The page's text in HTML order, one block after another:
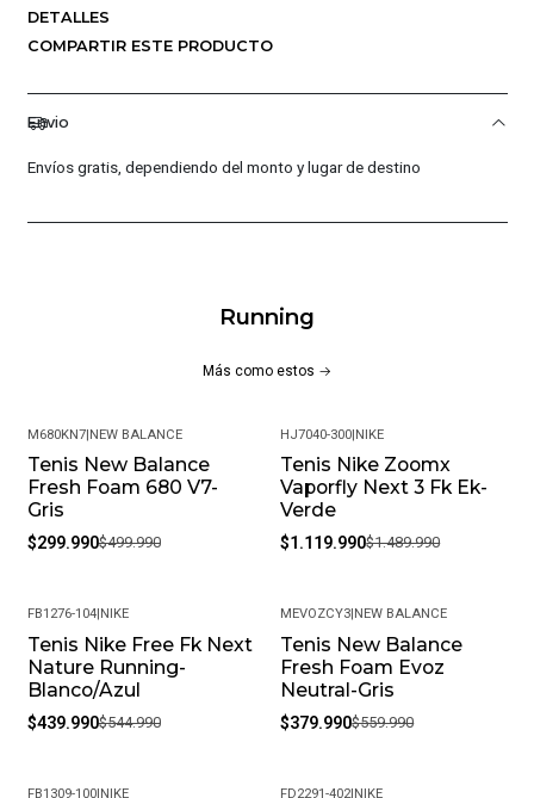
DETALLES
COMPARTIR ESTE PRODUCTO
Envio
Envíos gratis, dependiendo del monto y lugar de destino
Running
Más como estos
-40%
M680KN7|NEW BALANCE
Tenis New Balance
Fresh Foam 680 V7-
Gris
$299.990$499.990
-25%
HJ7040-300|NIKE
Tenis Nike Zoomx
Vaporfly Next 3 Fk Ek-
Verde
$1.119.990$1.489.990
-19%
FB1276-104| NIKE
Tenis Nike Free Fk Next
Nature Running-
Blanco/Azul
$439.990$544.990
-32%
MEVOZCY3 NEW BALANCE
Tenis New Balance
Fresh Foam Evoz
Neutral-Gris
$379.990$559.990
FB1309-100| NIKE FD2291-402| NIKE